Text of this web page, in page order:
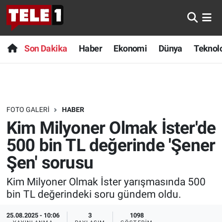
Son Dakika Haber Ekonomi Dünya
FOTO GALERI HABER
Kim Milyoner Olmak İster'de
500 bin TL değerinde 'Şener
Şen' sorusu
Kim Milyoner Olmak İster yarışmasında 500
bin TL değerindeki soru gündem oldu.
25.08.2025 - 10:06 3 1098
Anında Manşet
Başka Sohbetler
Bilim turu
Bilim ve Teknoloji Evreni
Doğa Konuşuyor
Dünya
Ege Saati
Son Dakika
Haber
Dünya
Teknoloji
Sağlık
Spor
Yayın Akışı
Nöbetçi Eczaneler
Hava Durumu
Trafik Durumu
Süper Lig Puan Durumu ve Fikstür
Tüm Manşetler
Son Dakika Haberleri
Haber Arşivi